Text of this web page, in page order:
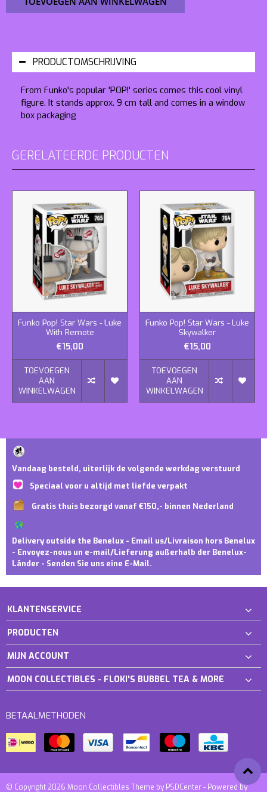
PRODUCTOMSCHRIJVING
From Funko's popular 'POP!' series comes this cool vinyl
figure. It stands approx. 9 cm tall and comes in a window
box packaging
GERELATEERDE PRODUCTEN
Funko Pop! Star Wars - Luke
With Remote
€15,00
TOEVOEGEN
AAN
WINKELWAGEN
Funko Pop! Star Wars - Luke
Skywalker
€15,00
TOEVOEGEN
AAN
WINKELWAGEN
Vandaag besteld, uiterlijk de volgende werkdag verstuurd
Speciaal voor u altijd met liefde verpakt
Gratis thuis bezorgd vanaf €150,- binnen Nederland
Delivery outside the Benelux - Email us/Livraison hors Benelux
- Envoyez-nous un e-mail/Lieferung außerhalb der Benelux-
Länder - Senden Sie uns eine E-Mail.
KLANTENSERVICE
PRODUCTEN
MIJN ACCOUNT
MOON COLLECTIBLES - FLOKI'S BUBBEL TEA & MORE
BETAALMETHODEN
© Copyright 2026 Moon Collectibles Theme by PSDCenter- Powered by